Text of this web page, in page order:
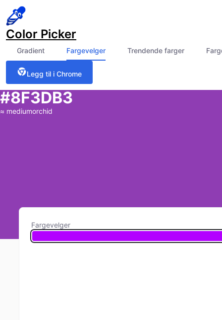
Color Picker
Gradient Fargevelger Trendende farger
Legg til i Chrome
#8F3DB3
≈ mediumorchid
Fargevelger